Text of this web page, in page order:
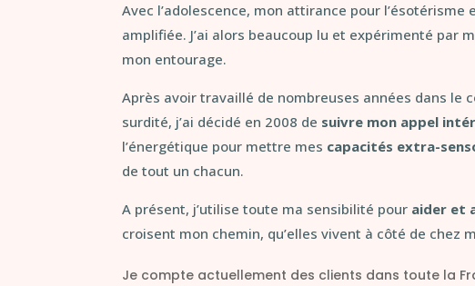
Avec l’adolescence, mon attirance pour l’ésotérisme
amplifiée. J’ai alors beaucoup lu et expérimenté par
mon entourage.
Après avoir travaillé de nombreuses années dans le
surdité, j’ai décidé en 2008 de suivre mon appel
l’énergétique pour mettre mes capacités extra-
de tout un chacun.
A présent, j’utilise toute ma sensibilité pour aider et
croisent mon chemin, qu’elles vivent à côté de chez
Je compte actuellement des clients dans toute la